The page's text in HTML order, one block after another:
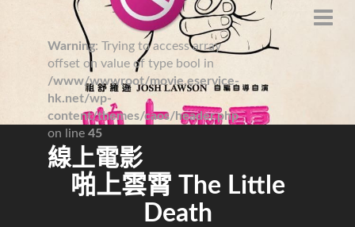
Warning: Trying to access array
offset on value of type bool in
/www/wwwroot/movie.eservice-
hk.net/wp-
content/themes/caos/header.php
on line 45
線上電影
啪上雲霄 The Little
Death